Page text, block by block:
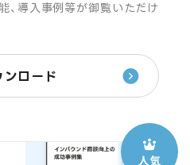
、導入事例等が御覧いただけ
ンロード